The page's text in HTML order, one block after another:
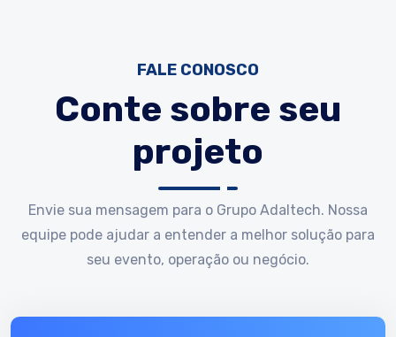
FALE CONOSCO
Conte sobre seu
projeto
Envie sua mensagem para o Grupo Adaltech. Nossa
equipe pode ajudar a entender a melhor solução para
seu evento, operação ou negócio.